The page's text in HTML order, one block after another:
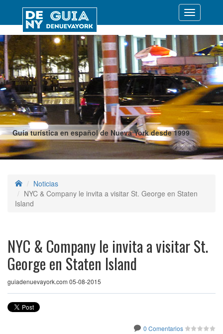
Guía turística en español de Nueva York desde 1999
Desplegar
Noticias
NYC & Company le invita a visitar St. George en Staten
Island
NYC & Company le invita a visitar St.
George en Staten Island
guiadenuevayork.com 05-08-2015
0 Comentarios